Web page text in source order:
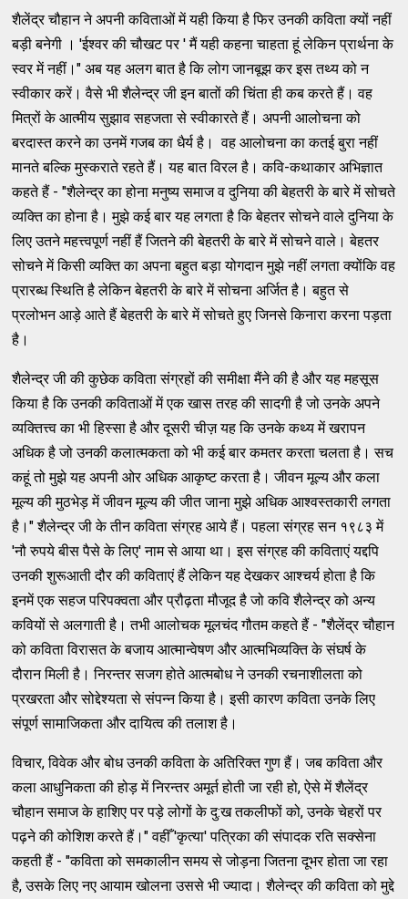
शैलेंद्र चौहान ने अपनी कविताओं में यही किया है फिर उनकी कविता क्यों नहीं
बड़ी बनेगी । 'ईश्वर की चौखट पर ' मैं यही कहना चाहता हूं लेकिन प्रार्थना के
स्वर में नहीं।" अब यह अलग बात है कि लोग जानबूझ कर इस तथ्य को न
स्वीकार करें। वैसे भी शैलेन्द्र जी इन बातों की चिंता ही कब करते हैं। वह
मित्रों के आत्मीय सुझाव सहजता से स्वीकारते हैं। अपनी आलोचना को
बरदास्त करने का उनमें गजब का धैर्य है। वह आलोचना का कतई बुरा नहीं
मानते बल्कि मुस्कराते रहते हैं। यह बात विरल है। कवि-कथाकार अभिज्ञात
कहते हैं - "शैलेन्द्र का होना मनुष्य समाज व दुनिया की बेहतरी के बारे में सोचते
व्यक्ति का होना है। मुझे कई बार यह लगता है कि बेहतर सोचने वाले दुनिया के
लिए उतने महत्त्वपूर्ण नहीं हैं जितने की बेहतरी के बारे में सोचने वाले। बेहतर
सोचने में किसी व्यक्ति का अपना बहुत बड़ा योगदान मुझे नहीं लगता क्योंकि वह
प्रारब्ध स्थिति है लेकिन बेहतरी के बारे में सोचना अर्जित है। बहुत से
प्रलोभन आड़े आते हैं बेहतरी के बारे में सोचते हुए जिनसे किनारा करना पड़ता
है।
शैलेन्द्र जी की कुछेक कविता संग्रहों की समीक्षा मैंने की है और यह महसूस
किया है कि उनकी कविताओं में एक खास तरह की सादगी है जो उनके अपने
व्यक्तित्त्व का भी हिस्सा है और दूसरी चीज़ यह कि उनके कथ्य में खरापन
अधिक है जो उनकी कलात्मकता को भी कई बार कमतर करता चलता है। सच
कहूं तो मुझे यह अपनी ओर अधिक आकृष्ट करता है। जीवन मूल्य और कला
मूल्य की मुठभेड़ में जीवन मूल्य की जीत जाना मुझे अधिक आश्वस्तकारी लगता
है।" शैलेन्द्र जी के तीन कविता संग्रह आये हैं। पहला संग्रह सन १९८३ में
'नौ रुपये बीस पैसे के लिए' नाम से आया था। इस संग्रह की कविताएं यद्दपि
उनकी शुरूआती दौर की कविताएं हैं लेकिन यह देखकर आश्चर्य होता है कि
इनमें एक सहज परिपक्वता और प्रौढ़ता मौजूद है जो कवि शैलेन्द्र को अन्य
कवियों से अलगाती है। तभी आलोचक मूलचंद गौतम कहते हैं - "शैलेंद्र चौहान
को कविता विरासत के बजाय आत्मान्वेषण और आत्मभिव्यक्ति के संघर्ष के
दौरान मिली है। निरन्तर सजग होते आत्मबोध ने उनकी रचनाशीलता को
प्रखरता और सोद्देश्यता से संपन्न किया है। इसी कारण कविता उनके लिए
संपूर्ण सामाजिकता और दायित्व की तलाश है।
विचार, विवेक और बोध उनकी कविता के अतिरिक्त गुण हैं। जब कविता और
कला आधुनिकता की होड़ में निरन्तर अमूर्त होती जा रही हो, ऐसे में शैलेंद्र
चौहान समाज के हाशिए पर पड़े लोगों के दु:ख तकलीफों को, उनके चेहरों पर
पढ़ने की कोशिश करते हैं।" वहीँ 'कृत्या' पत्रिका की संपादक रति सक्सेना
कहती हैं - "कविता को समकालीन समय से जोड़ना जितना दूभर होता जा रहा
है, उसके लिए नए आयाम खोलना उससे भी ज्यादा। शैलेन्द्र की कविता को मुद्दे